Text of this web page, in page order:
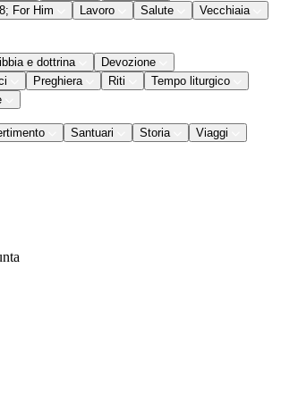
For Him
Lavoro Salute
Vecchiaia
e dottrina
Devozione
Preghiera Riti
Tempo liturgico
Santuari Storia Viaggi